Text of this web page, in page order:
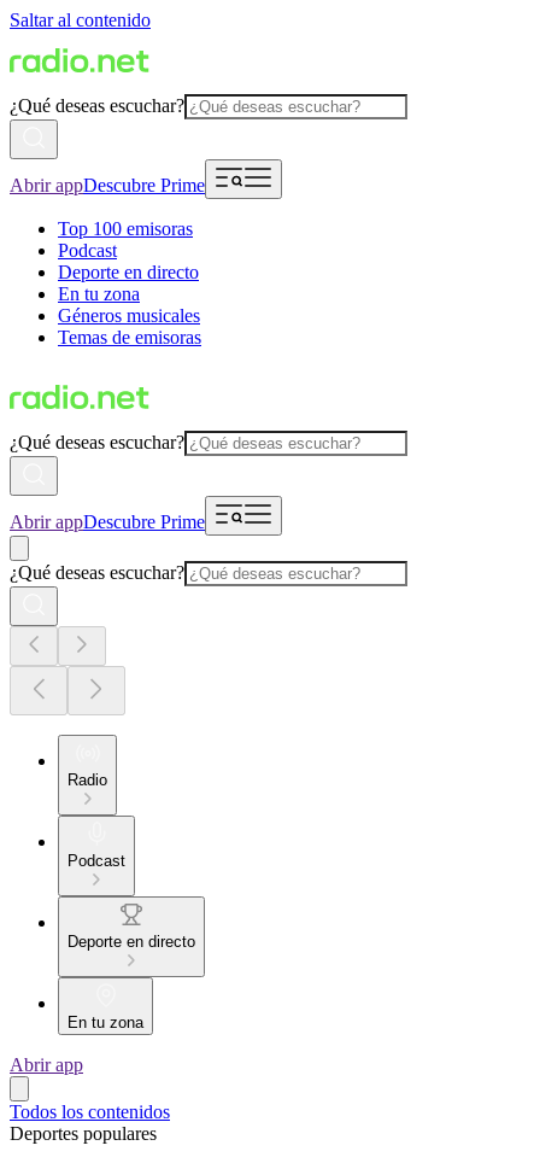
Saltar al contenido
¿Qué deseas escuchar?
Abrir appDescubre Prime
Top 100 emisoras
Podcast
Deporte en directo
En tu zona
Géneros musicales
Temas de emisoras
¿Qué deseas escuchar?
Abrir appDescubre Prime
¿Qué deseas escuchar?
Radio
Podcast
Deporte en directo
En tu zona
Abrir app
Todos los contenidos
Deportes populares